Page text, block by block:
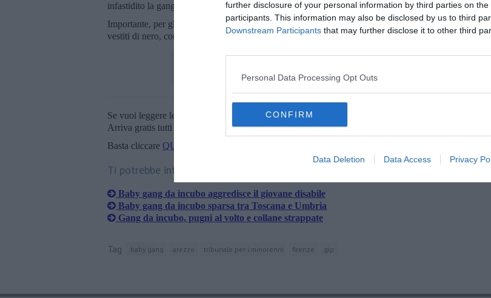
further disclosure of your personal information by third parties on the
participants. This information may also be disclosed by us to third
Downstream Participants that may further disclose it to other third
Personal Data Processing Opt Outs
CONFIRM
Data Deletion Data Access Privacy
infastidito la gang sempre in piazza Sant'Agostino.
Importante, per gli investigatori, l'analisi dell'attività della baby gang suisocial,dove si ritraevano
vestiti di nero, con armi e con riferimento al territorio di Arezzo.
Se vuoi leggere le notizie principali della Toscana iscriviti alla
Arriva gratis tutti i giorni alle 20:00 direttamente nella tua casella di posta.
Basta cliccare QUI
Ti potrebbe interessare anche:
Baby gang da incubo aggredisce il giovane disabile
Baby gang da incubo sparsa tra Toscana e Umbria
Gang da incubo, pugni al volto e collane strappate
Tag baby gang arezzo tribunale per i minorenni firenze gip